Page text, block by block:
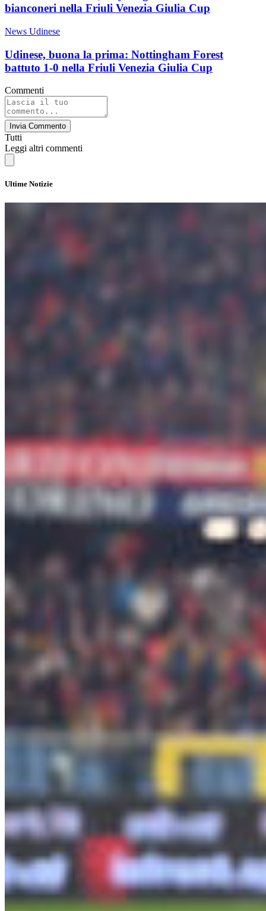
bianconeri nella Friuli Venezia Giulia Cup
News Udinese
Udinese, buona la prima: Nottingham Forest
battuto 1-0 nella Friuli Venezia Giulia Cup
Commenti
Invia Commento
Tutti
Leggi altri commenti
Ultime Notizie